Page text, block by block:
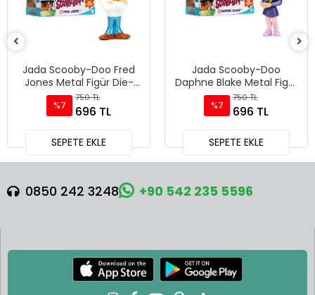
Jada Scooby-Doo Fred
Jones Metal Figür Die-
Cast Koleksiyonluk
Karakter - 85225
%7
750 TL
696 TL
SEPETE EKLE
Jada Scooby-Doo
Daphne Blake Metal Figür
Die-Cast Koleksiyonluk
Karakter - 85225
%7
750 TL
696 TL
SEPETE EKLE
0850 242 3248 +90 542 235 5596